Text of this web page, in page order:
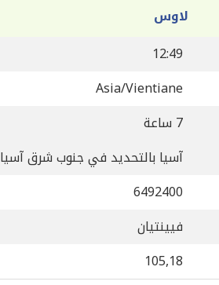
لاوس
12:49
Asia/Vientiane
7 ساعة
آسيا بالتحديد في جنوب شرق آسيا
6492400
فيينتيان
105,18